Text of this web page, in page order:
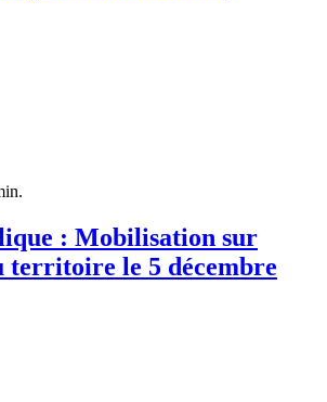
: Mobilisation sur
territoire le 5 décembre